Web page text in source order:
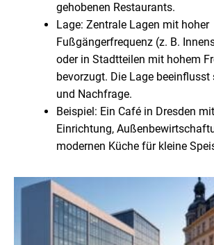
gehobenen Restaurants.
Lage: Zentrale Lagen mit hoher
Fußgängerfrequenz (z. B.
oder in Stadtteilen mit hohem
bevorzugt. Die Lage
und Nachfrage.
Beispiel: Ein Café in Dresden
Einrichtung,
modernen Küche für kleine